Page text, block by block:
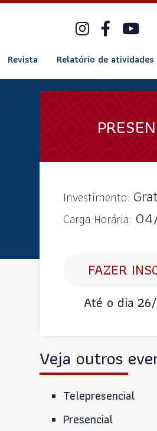
Revista Relatório de atividades
Investimento:
Carga Horária:
FAZER
Até o dia
Veja outros
Telepresencial
Presencial